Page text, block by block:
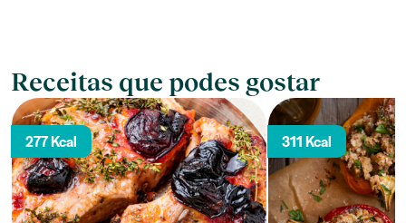
Receitas que podes gostar
277 Kcal 311 Kcal